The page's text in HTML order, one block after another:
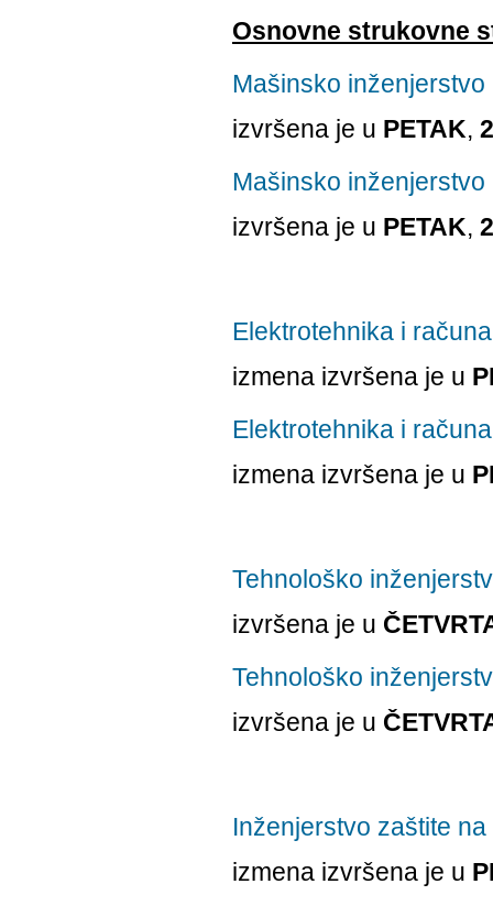
Osnovne strukovne
Mašinsko
izvršena je u PETAK,
Mašinsko
izvršena je u PETAK,
Elektrotehnika i
izmena izvršena je u
Elektrotehnika i
izmena izvršena je u
Tehnološko
izvršena je u
Tehnološko
izvršena je u
Inženjerstvo zaštite
izmena izvršena je u